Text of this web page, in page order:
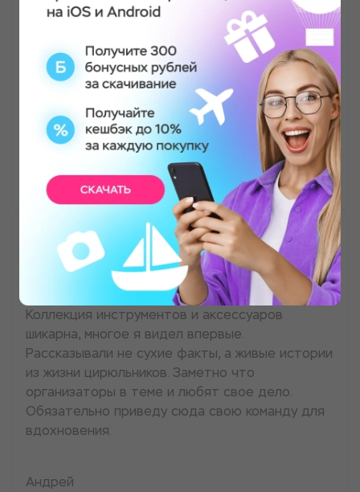
Иммерсивная экскурсия в музей барберинга
Оказалось что история барберинга очень
интересная. Больше всего поразили
инструменты. Ведуший так харизматично все
рассказывал, что время пролетело незаметно.
Теперь я тот парень который знает все о
бородах😂
Игорь В.
Иммерсивная экскурсия в музей барберинга
Я как профессиональный барбер могу сказать -
ребята проделали колоссальную работу.
Коллекция инструментов и аксессуаров
шикарна, многое я видел впервые.
Рассказывали не сухие факты, а живые истории
из жизни цирюльников. Заметно что
организаторы в теме и любят свое дело.
Обязательно приведу сюда свою команду для
вдохновения.
Андрей